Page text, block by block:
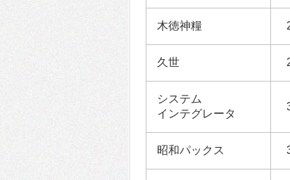
木徳神糧
久世
システム
インテグレータ
昭和パックス